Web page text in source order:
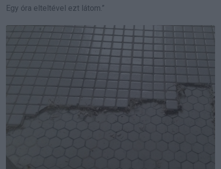
Egy óra elteltével ezt látom.”